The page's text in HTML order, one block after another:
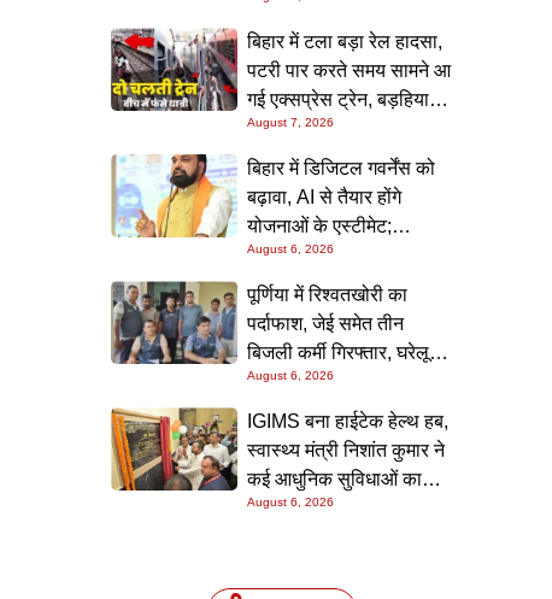
भी हमला
बिहार में टला बड़ा रेल हादसा,
पटरी पार करते समय सामने आ
गई एक्सप्रेस ट्रेन, बड़हिया
स्टेशन पर मची अफरा-तफरी,
यात्रियों की लापरवाही आई
August 7, 2026
बिहार में डिजिटल गवर्नेंस को
बढ़ावा, AI से तैयार होंगे
योजनाओं के एस्टीमेट;
मुख्यमंत्री ने परियोजना
निगरानी पोर्टल किया लॉन्च
August 6, 2026
पूर्णिया में रिश्वतखोरी का
पर्दाफाश, जेई समेत तीन
बिजली कर्मी गिरफ्तार, घरेलू
कनेक्शन के नाम पर मांगे जा रहे
थे 15 हजार रुपये, निगरानी
टीम ने रंगे हाथ पकड़ा
August 6, 2026
IGIMS बना हाईटेक हेल्थ हब,
स्वास्थ्य मंत्री निशांत कुमार ने
कई आधुनिक सुविधाओं का
किया उद्घाटन; गंभीर मरीजों
August 6, 2026